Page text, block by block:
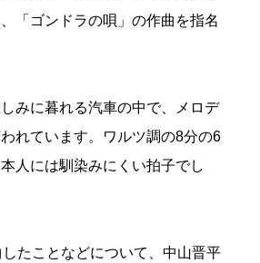
「ゴンドラの唄」の作曲を指名
みに暮れる汽車の中で、メロデ
れています。ワルツ調の8分の6
人には馴染みにくい拍子でし
たことなどについて、中山晋平